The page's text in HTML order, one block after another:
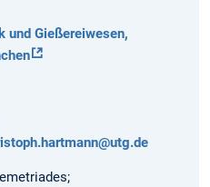
und Gießereiwesen,